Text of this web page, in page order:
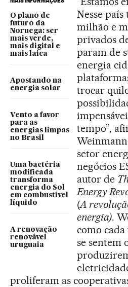
O plano de
futuro da
Noruega: ser
mais verde,
mais digital e
mais laica
Apostando na
energia solar
Vento a favor
para as
energias limpas
no Brasil
Uma bactéria
modificada
transforma
energia do Sol
em combustível
líquido
A renovação
renovável
uruguaia
Nesse
milhão e
privados
param de
energia
trocar
tempo”,
setor
negócios
autor de
Energy
(A
energia).
como cada
se sentem
proliferam as